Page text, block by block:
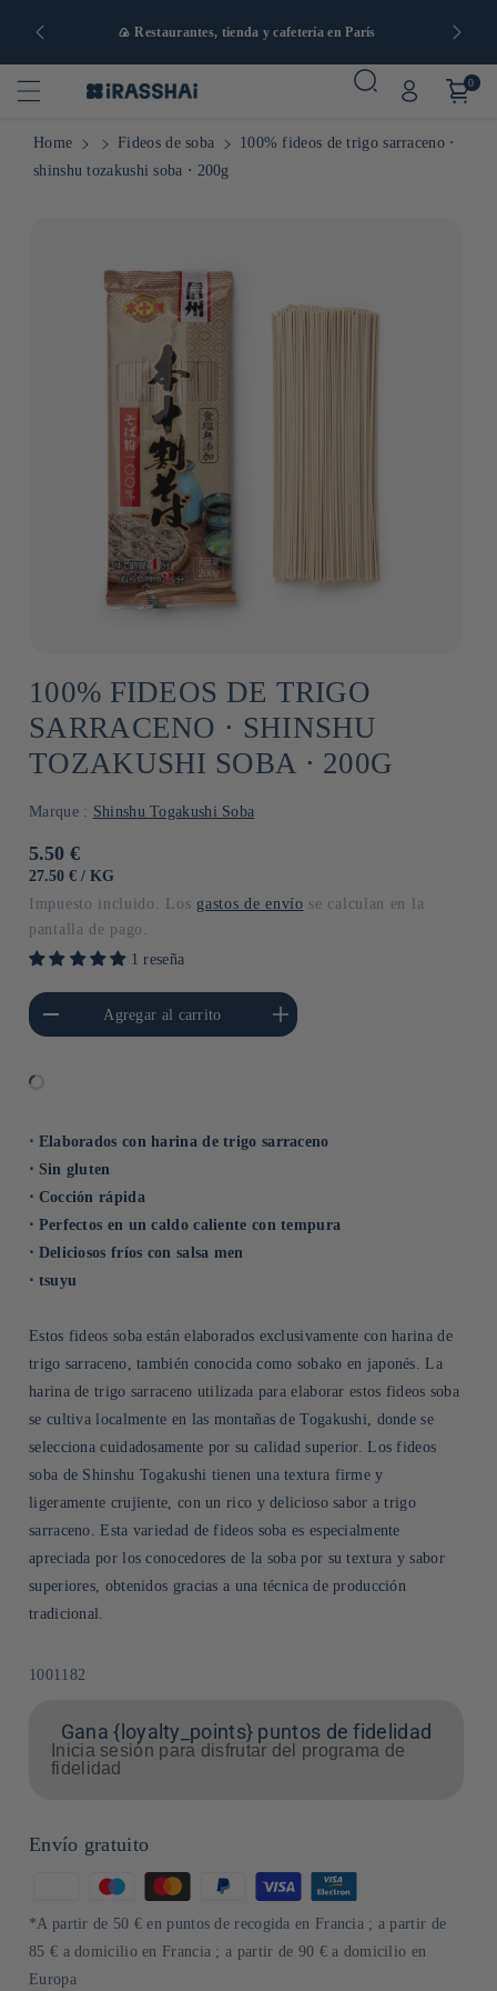
🍙 Restaurantes, tienda y cafetería en París
0
Home Fideos de soba
100% fideos de trigo sarraceno ⋅
shinshu tozakushi soba ⋅ 200g
100% FIDEOS DE TRIGO
SARRACENO ⋅ SHINSHU
TOZAKUSHI SOBA ⋅ 200G
Marque : Shinshu Togakushi Soba
Precio
habitual
5.50 €
PRECIO
27.50 € / POR
KG
Impuesto incluido. Los gastos de envío se calculan en la
pantalla de pago.
1 reseña
para Default
Title
Agregar al carrito
Aumentar cantidad para Default
Title
⋅ Elaborados con harina de trigo sarraceno
⋅ Sin gluten
⋅ Cocción rápida
⋅ Perfectos en un caldo caliente con tempura
⋅ Deliciosos fríos con salsa men
⋅ tsuyu
Estos fideos soba están elaborados exclusivamente con harina de
trigo sarraceno, también conocida como sobako en japonés. La
harina de trigo sarraceno utilizada para elaborar estos fideos soba
se cultiva localmente en las montañas de Togakushi, donde se
selecciona cuidadosamente por su calidad superior. Los fideos
soba de Shinshu Togakushi tienen una textura firme y
ligeramente crujiente, con un rico y delicioso sabor a trigo
sarraceno. Esta variedad de fideos soba es especialmente
apreciada por los conocedores de la soba por su textura y sabor
superiores, obtenidos gracias a una técnica de producción
tradicional.
SKU:
1001182
Gana {loyalty_points} puntos de fidelidad
Inicia sesión para disfrutar del programa de
fidelidad
Envío gratuito
de
pago
*A partir de 50 € en puntos de recogida en Francia ; a partir de
85 € a domicilio en Francia ; a partir de 90 € a domicilio en
Europa